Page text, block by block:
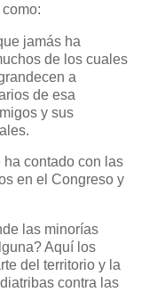
jamás ha
de los cuales
a
de esa
y sus
contado con las
en el Congreso y
las minorías
Aquí los
del territorio y la
contra las